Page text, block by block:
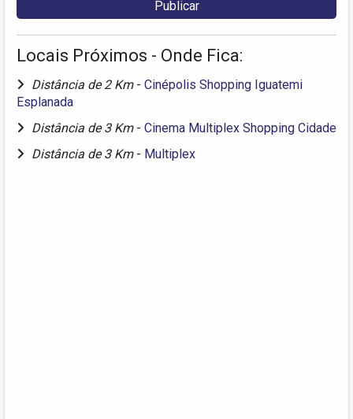
Locais Próximos - Onde Fica:
Distância de 2 Km - Cinépolis Shopping Iguatemi
Esplanada
Distância de 3 Km - Cinema Multiplex Shopping Cidade
Distância de 3 Km - Multiplex